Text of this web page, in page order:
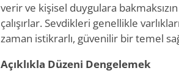
verir ve kişisel duygulara
çalışırlar. Sevdikleri genellikle
zaman istikrarlı, güvenilir bir temel
Açıklıkla Düzeni Dengelemek